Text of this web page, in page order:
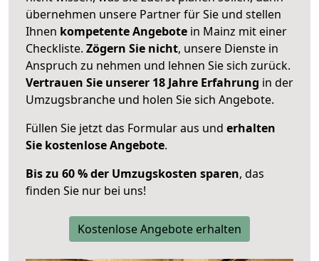
übernehmen unsere Partner für Sie und stellen
Ihnen kompetente Angebote in Mainz mit einer
Checkliste. Zögern Sie nicht, unsere Dienste in
Anspruch zu nehmen und lehnen Sie sich zurück.
Vertrauen Sie unserer 18 Jahre Erfahrung in der
Umzugsbranche und holen Sie sich Angebote.
Füllen Sie jetzt das Formular aus und erhalten
Sie kostenlose Angebote.
Bis zu 60 % der Umzugskosten sparen, das
finden Sie nur bei uns!
Kostenlose Angebote erhalten